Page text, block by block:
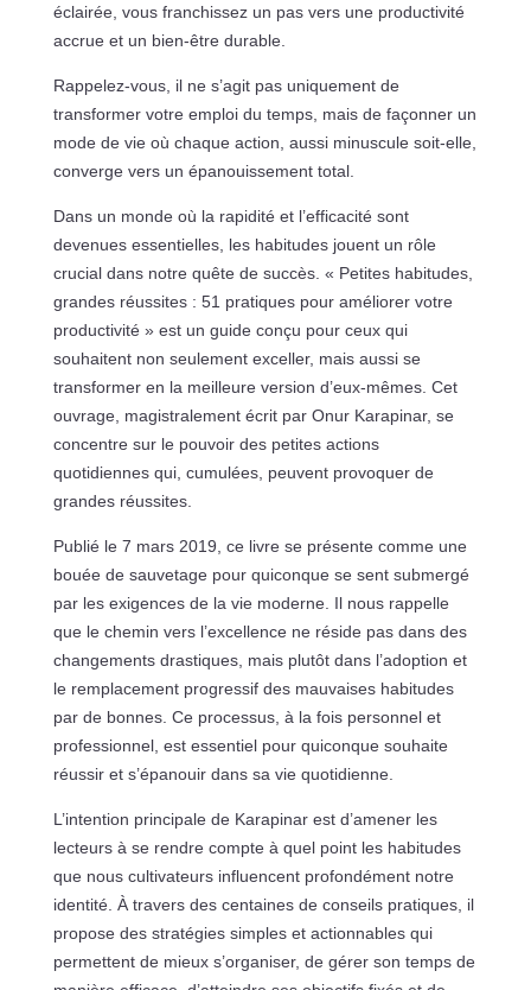
éclairée, vous franchissez un pas vers une productivité
accrue et un bien-être durable.
Rappelez-vous, il ne s’agit pas uniquement de
transformer votre emploi du temps, mais de façonner un
mode de vie où chaque action, aussi minuscule soit-elle,
converge vers un épanouissement total.
Dans un monde où la rapidité et l’efficacité sont
devenues essentielles, les habitudes jouent un rôle
crucial dans notre quête de succès. « Petites habitudes,
grandes réussites : 51 pratiques pour améliorer votre
productivité » est un guide conçu pour ceux qui
souhaitent non seulement exceller, mais aussi se
transformer en la meilleure version d’eux-mêmes. Cet
ouvrage, magistralement écrit par Onur Karapinar, se
concentre sur le pouvoir des petites actions
quotidiennes qui, cumulées, peuvent provoquer de
grandes réussites.
Publié le 7 mars 2019, ce livre se présente comme une
bouée de sauvetage pour quiconque se sent submergé
par les exigences de la vie moderne. Il nous rappelle
que le chemin vers l’excellence ne réside pas dans des
changements drastiques, mais plutôt dans l’adoption et
le remplacement progressif des mauvaises habitudes
par de bonnes. Ce processus, à la fois personnel et
professionnel, est essentiel pour quiconque souhaite
réussir et s’épanouir dans sa vie quotidienne.
L’intention principale de Karapinar est d’amener les
lecteurs à se rendre compte à quel point les habitudes
que nous cultivateurs influencent profondément notre
identité. À travers des centaines de conseils pratiques, il
propose des stratégies simples et actionnables qui
permettent de mieux s’organiser, de gérer son temps de